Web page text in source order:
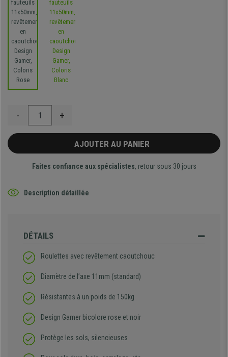
- +
AJOUTER AU PANIER
Faites confiance aux spécialistes, retour sous 30 jours
Description détaillée
DÉTAILS
Roulettes avec revêtement caoutchouc
Diamètre de l’axe 11mm (standard)
Résistantes à un poids de 150kg
Design Gamer bicolore rose et noir
Protège les sols, silencieuses